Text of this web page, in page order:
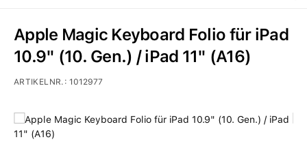
Bildergalerie überspringen
Apple Magic Keyboard Folio für iPad
10.9" (10. Gen.) / iPad 11" (A16)
ARTIKELNR.:1012977